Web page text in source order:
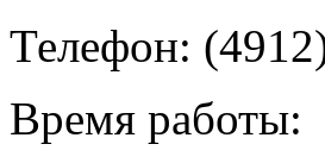
Телефон:
Время работы: